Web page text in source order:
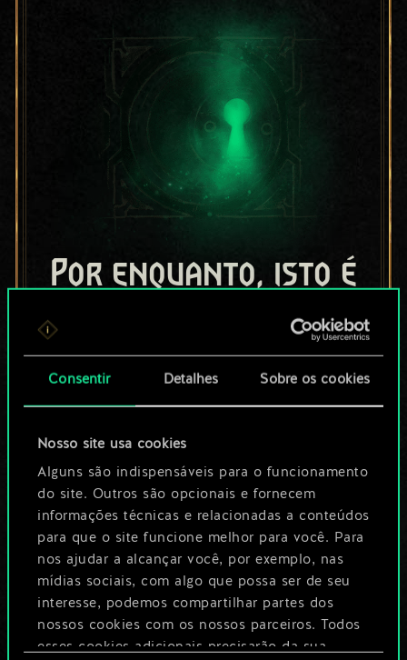
Consentir Detalhes Sobre os cookies
Nosso site usa cookies
Alguns são indispensáveis para o funcionamento
do site. Outros são opcionais e fornecem
informações técnicas e relacionadas a conteúdos
para que o site funcione melhor para você. Para
nos ajudar a alcançar você, por exemplo, nas
mídias sociais, com algo que possa ser de seu
interesse, podemos compartilhar partes dos
nossos cookies com os nossos parceiros. Todos
esses cookies adicionais precisarão da sua
Por enquanto, isto é
apenas um conjunto
de cartas
compartilhado.
No entanto, dá para
ser muito mais!
Dê um nome para este baralho e crie
um guia
Editar baralho